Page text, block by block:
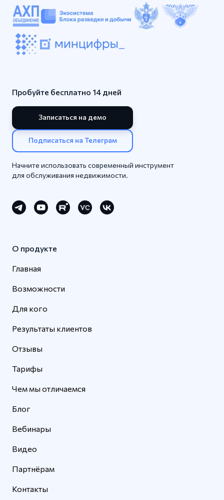
Пробуйте бесплатно 14 дней
Записаться на демо
Подписаться на Телеграм
Начните использовать современный инструмент
для обслуживания недвижимости.
О продукте
Главная
Возможности
Для кого
Результаты клиентов
Отзывы
Тарифы
Чем мы отличаемся
Блог
Вебинары
Видео
Партнёрам
Контакты